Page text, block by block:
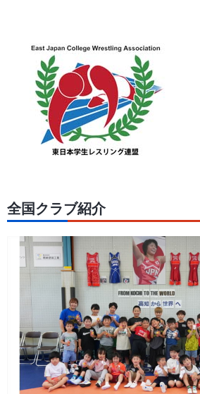
全国クラブ紹介